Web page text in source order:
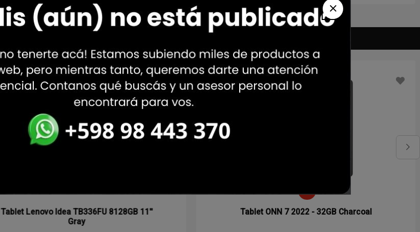
Tablet Lenovo Idea TB336FU 8128GB 11''
Gray
Outlet
Tablet ONN 7 2022 - 32GB Charcoal